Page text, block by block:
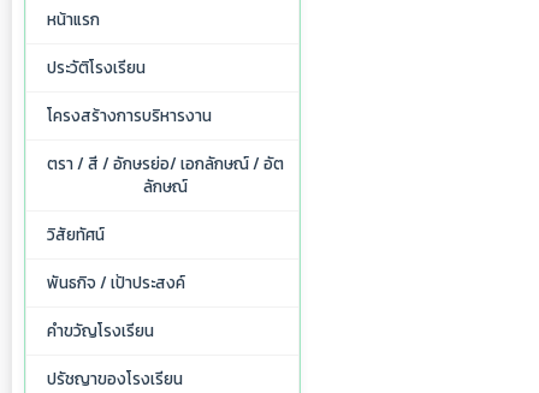
หน้าแรก
ประวัติโรงเรียน
โครงสร้างการบริหารงาน
ตรา / สี / อักษรย่อ/ เอกลักษณ์ / อัต
ลักษณ์
วิสัยทัศน์
พันธกิจ / เป้าประสงค์
คำขวัญโรงเรียน
ปรัชญาของโรงเรียน